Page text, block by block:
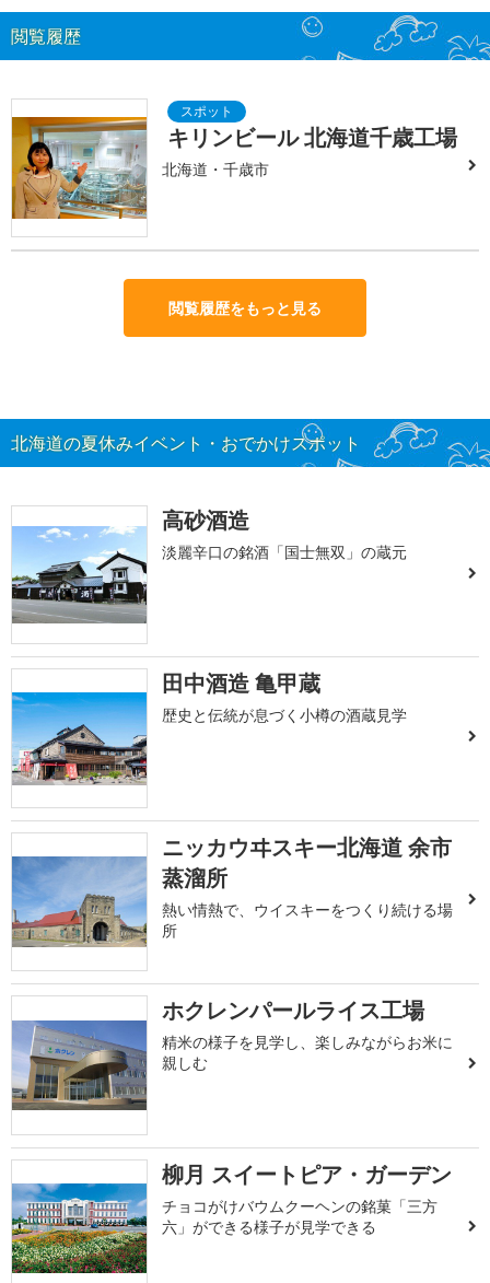
閲覧履歴
キリンビール 北海道千歳工場
北海道・千歳市
閲覧履歴をもっと見る
北海道の夏休みイベント・おでかけスポット
高砂酒造
淡麗辛口の銘酒「国士無双」の蔵元
田中酒造 亀甲蔵
歴史と伝統が息づく小樽の酒蔵見学
ニッカウヰスキー北海道 余市
蒸溜所
熱い情熱で、ウイスキーをつくり続ける場
所
ホクレンパールライス工場
精米の様子を見学し、楽しみながらお米に
親しむ
柳月 スイートピア・ガーデン
チョコがけバウムクーヘンの銘菓「三方
六」ができる様子が見学できる